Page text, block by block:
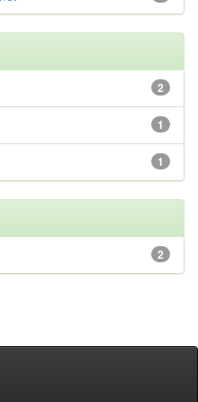
2
1
1
2